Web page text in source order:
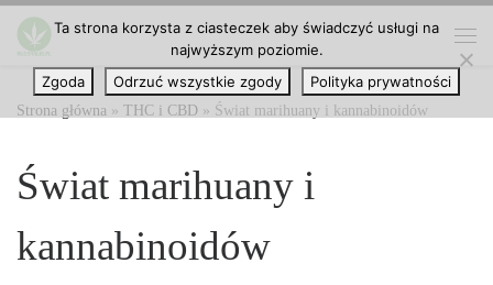
Przejdź do treści
Strona główna » THC i CBD » Świat marihuany i kannabinoidów
Świat marihuany i
kannabinoidów
Ta strona korzysta z ciasteczek aby świadczyć usługi na
najwyższym poziomie.
Zgoda
Odrzuć wszystkie zgody Polityka prywatności